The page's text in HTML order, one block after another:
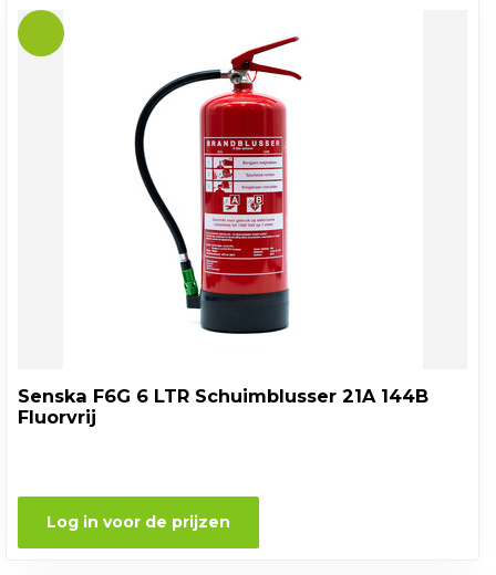
Senska F6G 6 LTR Schuimblusser 21A 144B
Fluorvrij
Log in voor de prijzen